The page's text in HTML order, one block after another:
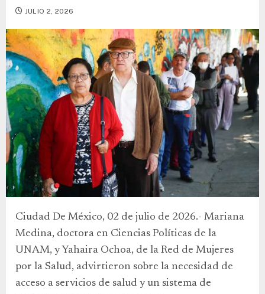
JULIO 2, 2026
Ciudad De México, 02 de julio de 2026.- Mariana
Medina, doctora en Ciencias Políticas de la
UNAM, y Yahaira Ochoa, de la Red de Mujeres
por la Salud, advirtieron sobre la necesidad de
acceso a servicios de salud y un sistema de